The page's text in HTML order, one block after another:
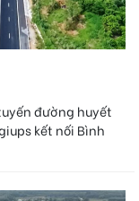
đường huyết
kết nối Bình